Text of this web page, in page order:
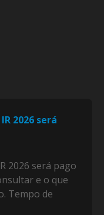
2026 será
2026 será pago
e o que
Tempo de